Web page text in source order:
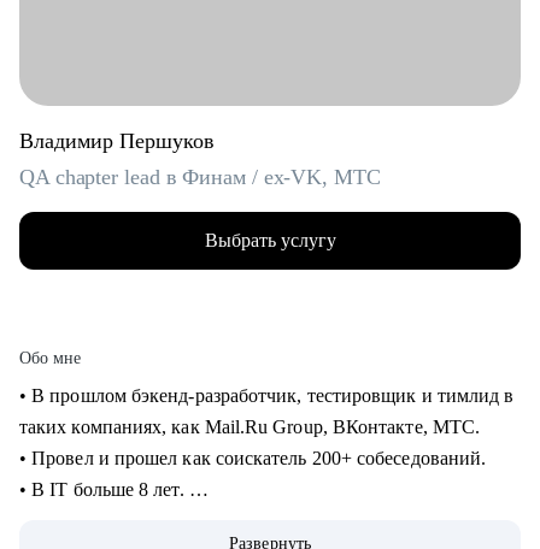
Владимир Першуков
QA chapter lead в Финам / ex-VK, МТС
Выбрать услугу
Обо мне
• В прошлом бэкенд-разработчик, тестировщик и тимлид в
таких компаниях, как Mail.Ru Group, ВКонтакте, МТС.
• Провел и прошел как соискатель 200+ собеседований.
• В IT больше 8 лет.
Развернуть